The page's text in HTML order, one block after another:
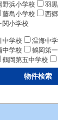
野浜小学校
羽
藤島小学校 西
関小学校
中学校 温海中
中学校 鶴岡第
鶴岡第五中学校